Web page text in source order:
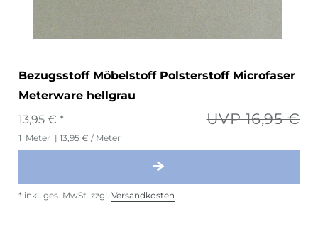
Bezugsstoff Möbelstoff Polsterstoff Microfaser
Meterware hellgrau
UVP 16,95 €
13,95 € *
1 Meter | 13,95 € / Meter
* inkl. ges. MwSt. zzgl. Versandkosten